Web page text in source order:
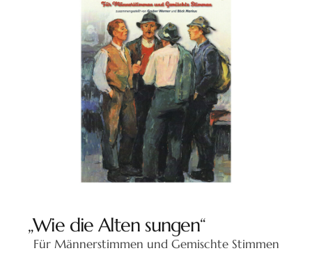
„Wie die Alten sungen“
Für Männerstimmen und Gemischte Stimmen